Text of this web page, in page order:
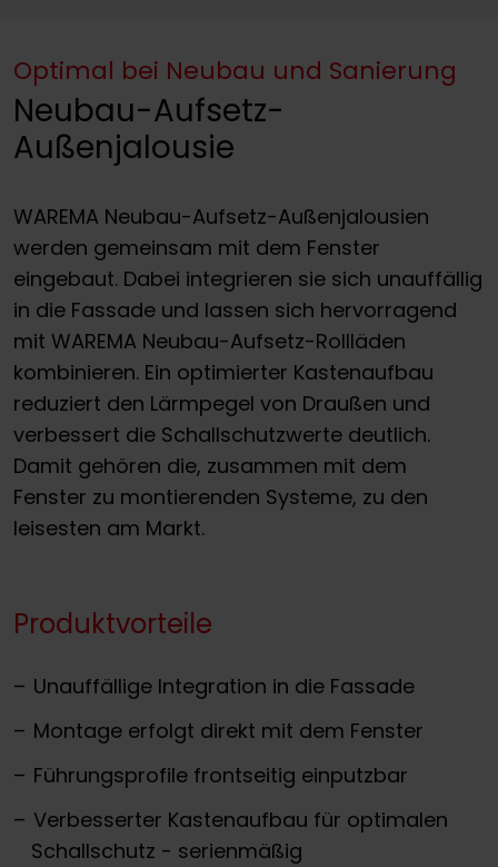
Optimal bei Neubau und Sanierung
Neubau-Aufsetz-
Außenjalousie
WAREMA Neubau-Aufsetz-Außenjalousien
werden gemeinsam mit dem Fenster
eingebaut. Dabei integrieren sie sich unauffällig
in die Fassade und lassen sich hervorragend
mit WAREMA Neubau-Aufsetz-Rollläden
kombinieren. Ein optimierter Kastenaufbau
reduziert den Lärmpegel von Draußen und
verbessert die Schallschutzwerte deutlich.
Damit gehören die, zusammen mit dem
Fenster zu montierenden Systeme, zu den
leisesten am Markt.
Produktvorteile
Unauffällige Integration in die Fassade
Montage erfolgt direkt mit dem Fenster
Führungsprofile frontseitig einputzbar
Verbesserter Kastenaufbau für optimalen
Schallschutz - serienmäßig